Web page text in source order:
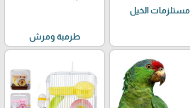
مستلزمات الخيل
طرمبة ومرش